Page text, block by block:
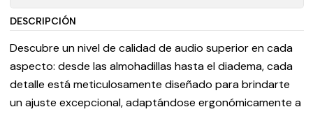
DESCRIPCIÓN
Descubre un nivel de calidad de audio superior en cada
aspecto: desde las almohadillas hasta el diadema, cada
detalle está meticulosamente diseñado para brindarte
un ajuste excepcional, adaptándose ergonómicamente a